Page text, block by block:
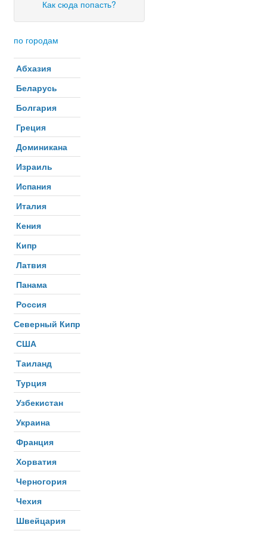
Как сюда попасть?
по городам
Абхазия
Беларусь
Болгария
Греция
Доминикана
Израиль
Испания
Италия
Кения
Кипр
Латвия
Панама
Россия
Северный Кипр
США
Таиланд
Турция
Узбекистан
Украина
Франция
Хорватия
Черногория
Чехия
Швейцария